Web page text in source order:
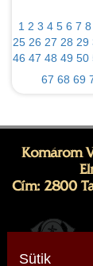
1 2 3 4 5 6 7 8
25 26 27 28 29
46 47 48 49 50
67 68 69
Komárom
Cím: 2800
Sütik